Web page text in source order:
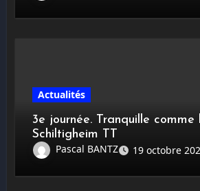
Actualités
3e journée. Tranquille comme
Schiltigheim TT
Pascal BANTZ
19 octobre